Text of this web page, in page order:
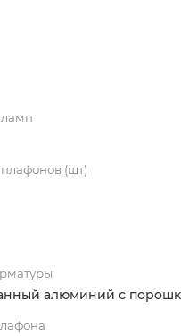
ламп
(шт)
алюминий с